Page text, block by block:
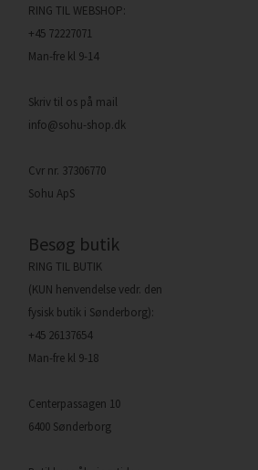
RING TIL WEBSHOP:
+45 72227071
Man-fre kl 9-14
Skriv til os på mail
info@sohu-shop.dk
Cvr nr. 37306770
Sohu ApS
Besøg butik
RING TIL BUTIK
(KUN henvendelse vedr. den
fysisk butik i Sønderborg):
+45 26137654
Man-fre kl 9-18
Centerpassagen 10
6400 Sønderborg